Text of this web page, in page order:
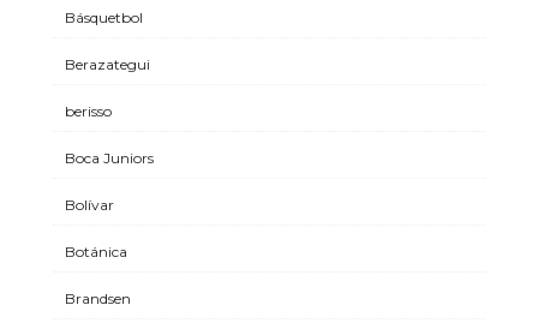
Básquetbol
Berazategui
berisso
Boca Juniors
Bolívar
Botánica
Brandsen